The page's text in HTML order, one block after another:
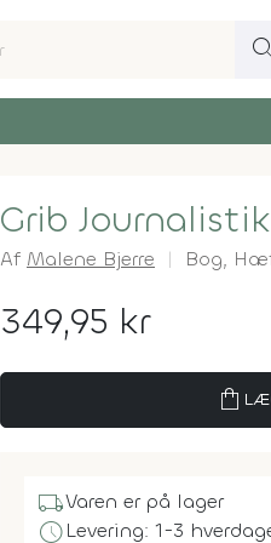
Grib
Af Malene Bjerre Bog,
349,95 kr
shopping_bag
local_shippingVaren er på lager
scheduleLevering: 1-3